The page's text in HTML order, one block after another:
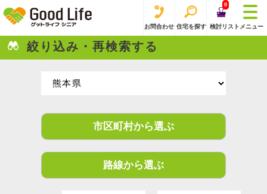
お問合わせ 住宅を探す
0
検討リスト メニュー
絞り込み・再検索する
市区町村から選ぶ
路線から選ぶ